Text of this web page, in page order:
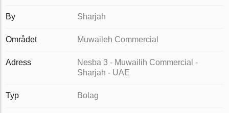
By Sharjah
Området Muwaileh Commercial
Adress
Nesba 3 - Muwailih Commercial -
Sharjah - UAE
Typ Bolag